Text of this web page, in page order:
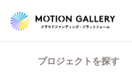
プロジェクトを探す